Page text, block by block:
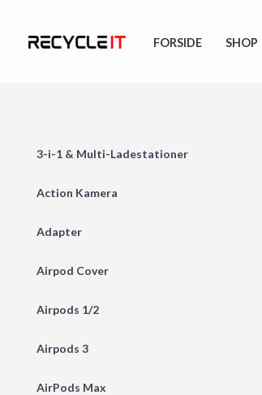
FORSIDE SHOP
3-i-1 & Multi-Ladestationer
Action Kamera
Adapter
Airpod Cover
Airpods 1/2
Airpods 3
AirPods Max